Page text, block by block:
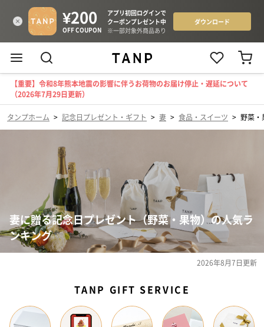
【重要】令和8年熊本地震の影響に伴うお荷物のお届け停止・遅延について
（2026年7月29日更新）
タンプホーム > 記念日プレゼント・ギフト > 妻 > 食品・スイーツ > 野菜・
妻に贈る記念日プレゼント（野菜・果物）の人気ラ
ンキング
2026年8月7日更新
TANP GIFT SERVICE